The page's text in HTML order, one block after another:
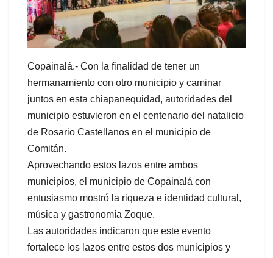
Copainalá.- Con la finalidad de tener un
hermanamiento con otro municipio y caminar
juntos en esta chiapanequidad, autoridades del
municipio estuvieron en el centenario del natalicio
de Rosario Castellanos en el municipio de
Comitán.
Aprovechando estos lazos entre ambos
municipios, el municipio de Copainalá con
entusiasmo mostró la riqueza e identidad cultural,
música y gastronomía Zoque.
Las autoridades indicaron que este evento
fortalece los lazos entre estos dos municipios y